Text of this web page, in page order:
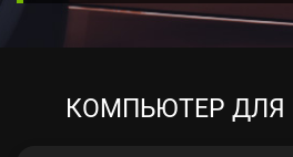
КОМПЬЮТЕР ДЛЯ